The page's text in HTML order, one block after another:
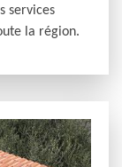
services
la région.